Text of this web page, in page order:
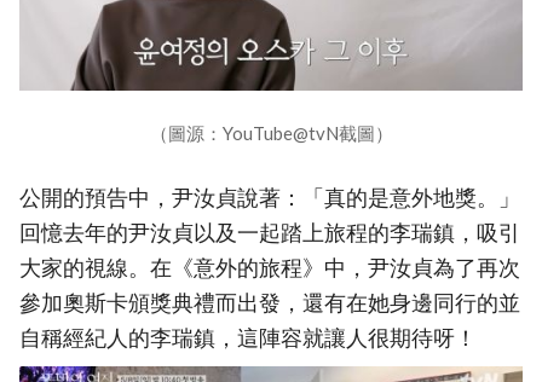
（圖源：YouTube@tvN截圖）
公開的預告中，尹汝貞說著：「真的是意外地獎。」
回憶去年的尹汝貞以及一起踏上旅程的李瑞鎮，吸引
大家的視線。在《意外的旅程》中，尹汝貞為了再次
參加奧斯卡頒獎典禮而出發，還有在她身邊同行的並
自稱經紀人的李瑞鎮，這陣容就讓人很期待呀！